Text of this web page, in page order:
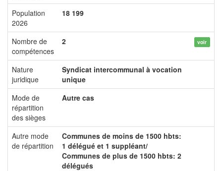
Population
2026
18 199
Nombre de
compétences
2 voir
Nature
juridique
Syndicat intercommunal à vocation
unique
Mode de
répartition
des sièges
Autre cas
Autre mode
de répartition
Communes de moins de 1500 hbts:
1 délégué et 1 suppléant/
Communes de plus de 1500 hbts: 2
délégués